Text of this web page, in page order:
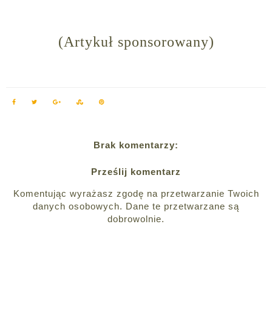
(Artykuł sponsorowany)
Brak komentarzy:
Prześlij komentarz
Komentując wyrażasz zgodę na przetwarzanie Twoich
danych osobowych. Dane te przetwarzane są
dobrowolnie.